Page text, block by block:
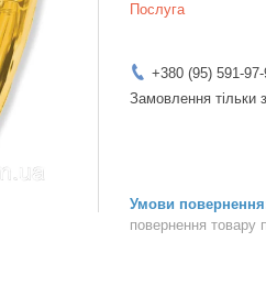
Послуга
+380 (95) 591-
Замовлення тільки
повернення товару